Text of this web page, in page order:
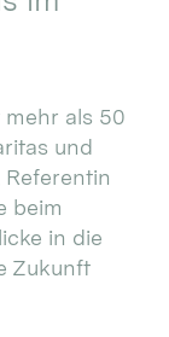
als 50
und
beim
in die
Zukunft